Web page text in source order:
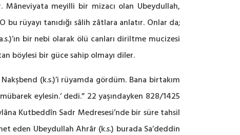
Mâneviyata meyilli bir mizacı olan Ubeydullah,
bu rüyayı tanıdığı sâlih zâtlara anlatır. Onlar da;
bir nebi olarak ölü canları diriltme mucizesi
böylesi bir güce sahip olmayı diler.
(k.s.)’i rüyamda gördüm. Bana birtakım
eylesin.’ dedi.” 22 yaşındayken 828/1425
Kutbeddîn Sadr Medresesi’nde bir süre tahsil
eden Ubeydullah Ahrâr (k.s.) burada Sa’deddin